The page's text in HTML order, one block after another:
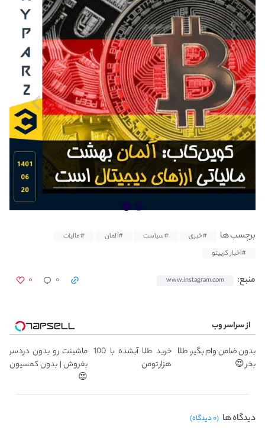
برچسب ها #خبری #سیاست #آلمان
#مالیات
#اخبار کریپتو
منبع: www.instagram.com ۰ ۰
از سراسر وب
بدون ضامن وام بگیر، طلا
بخر 😍
خرید طلا آبشده با 100
هزار تومن
ماشینت رو بدون دردسر
بفروش | بدون کمسیون
😍
دیدگاه ها (۰ دیدگاه)